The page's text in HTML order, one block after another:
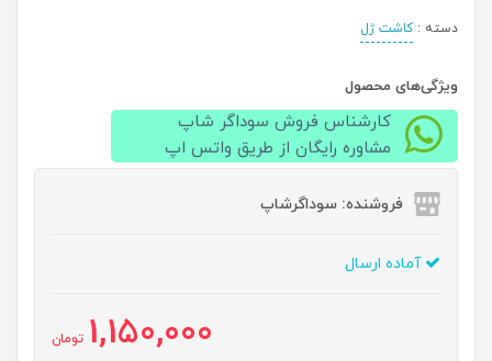
دسته :کاشت ژل
ویژگی‌های محصول
کارشناس فروش سوداگر شاپ
مشاوره رایگان از طریق واتس اپ
فروشنده: سوداگرشاپ
آماده ارسال
1,150,000 تومان